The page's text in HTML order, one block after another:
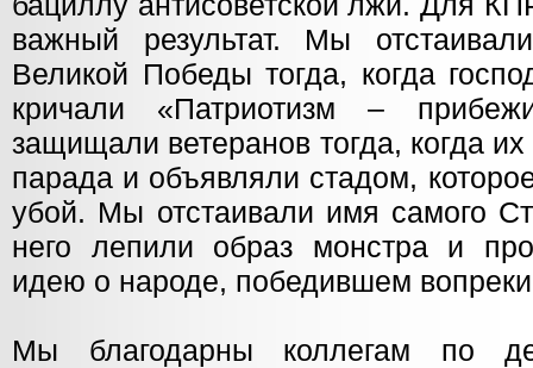
важный результат. Мы
Великой Победы тогда, когда
кричали «Патриотизм –
защищали ветеранов тогда, когда
парада и объявляли стадом,
убой. Мы отстаивали имя самого
него лепили образ монстра и
идею о народе, победившем
Мы благодарны коллегам по